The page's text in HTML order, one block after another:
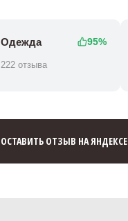
Одежда 95%
222 отзыва
ОСТАВИТЬ ОТЗЫВ НА ЯНДЕКСЕ